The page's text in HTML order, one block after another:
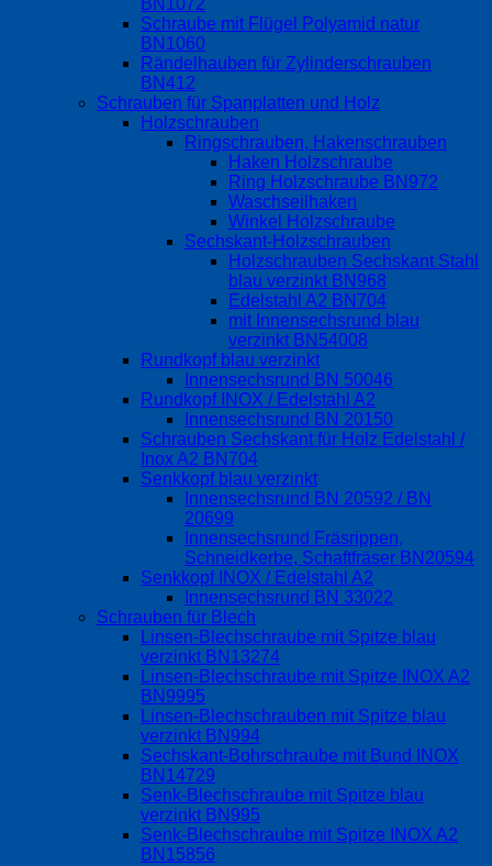
BN1072
Schraube mit Flügel Polyamid natur
BN1060
Rändelhauben für Zylinderschrauben
BN412
Schrauben für Spanplatten und Holz
Holzschrauben
Ringschrauben, Hakenschrauben
Haken Holzschraube
Ring Holzschraube BN972
Waschseilhaken
Winkel Holzschraube
Sechskant-Holzschrauben
Holzschrauben Sechskant Stahl
blau verzinkt BN968
Edelstahl A2 BN704
mit Innensechsrund blau
verzinkt BN54008
Rundkopf blau verzinkt
Innensechsrund BN 50046
Rundkopf INOX / Edelstahl A2
Innensechsrund BN 20150
Schrauben Sechskant für Holz Edelstahl /
Inox A2 BN704
Senkkopf blau verzinkt
Innensechsrund BN 20592 / BN
20699
Innensechsrund Fräsrippen,
Schneidkerbe, Schaftfräser BN20594
Senkkopf INOX / Edelstahl A2
Innensechsrund BN 33022
Schrauben für Blech
Linsen-Blechschraube mit Spitze blau
verzinkt BN13274
Linsen-Blechschraube mit Spitze INOX A2
BN9995
Linsen-Blechschrauben mit Spitze blau
verzinkt BN994
Sechskant-Bohrschraube mit Bund INOX
BN14729
Senk-Blechschraube mit Spitze blau
verzinkt BN995
Senk-Blechschraube mit Spitze INOX A2
BN15856